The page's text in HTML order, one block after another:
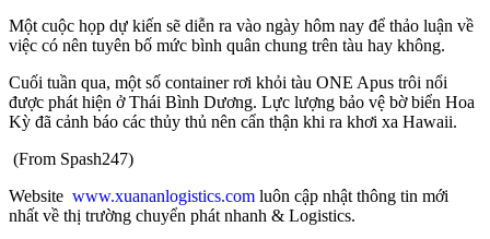
Một cuộc họp dự kiến sẽ diễn ra vào ngày hôm nay để thảo luận về
việc có nên tuyên bố mức bình quân chung trên tàu hay không.
Cuối tuần qua, một số container rơi khỏi tàu ONE Apus trôi nổi
được phát hiện ở Thái Bình Dương. Lực lượng bảo vệ bờ biển Hoa
Kỳ đã cảnh báo các thủy thủ nên cẩn thận khi ra khơi xa Hawaii.
(From Spash247)
Website www.xuananlogistics.com luôn cập nhật thông tin mới
nhất về thị trường chuyển phát nhanh & Logistics.